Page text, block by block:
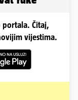
portala. Čitaj,
vijestima.